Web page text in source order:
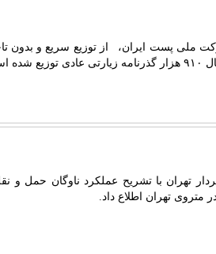
ملی پست ایران، از توزیع سریع و بدون
تهران با تشریح عملکرد ناوگان حمل و
متروی تهران اطلاع داد.